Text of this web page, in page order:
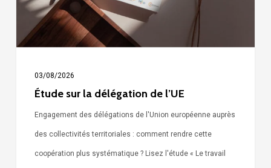
03/08/2026
Étude sur la délégation de l’UE
Engagement des délégations de l'Union européenne auprès
des collectivités territoriales : comment rendre cette
coopération plus systématique ? Lisez l'étude « Le travail